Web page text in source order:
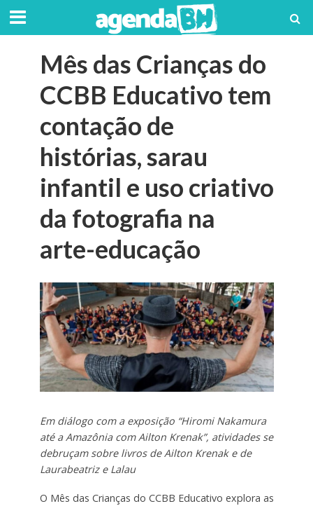
Mês das Crianças do
CCBB Educativo tem
contação de
histórias, sarau
infantil e uso criativo
da fotografia na
arte-educação
Em diálogo com a exposição “Hiromi Nakamura
até a Amazônia com Ailton Krenak”, atividades se
debruçam sobre livros de Ailton Krenak e de
Laurabeatriz e Lalau
O Mês das Crianças do CCBB Educativo explora as